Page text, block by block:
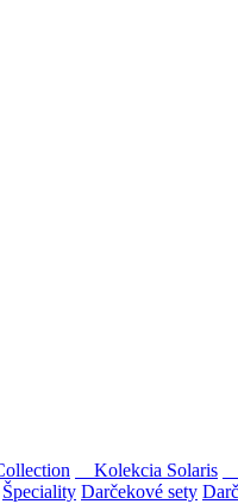
Kolekcia Solaris
Špeciality Darčekové sety